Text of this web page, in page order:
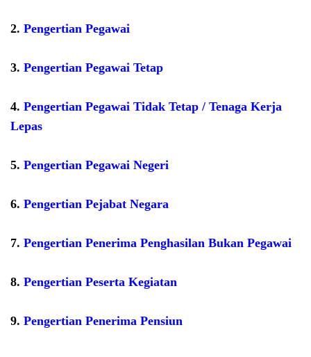
2. Pengertian Pegawai
3. Pengertian Pegawai Tetap
4. Pengertian Pegawai Tidak Tetap / Tenaga Kerja
Lepas
5. Pengertian Pegawai Negeri
6. Pengertian Pejabat Negara
7. Pengertian Penerima Penghasilan Bukan Pegawai
8. Pengertian Peserta Kegiatan
9. Pengertian Penerima Pensiun